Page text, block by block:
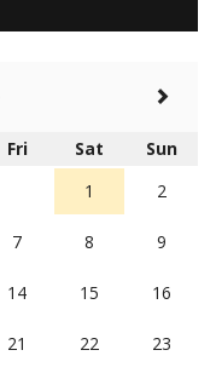
Fri Sat
Sun
1
2
7 8 9
14 15 16
21 22 23